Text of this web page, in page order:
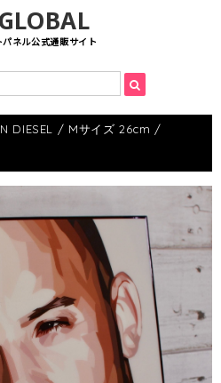
ネル公式通販サイト
DIESEL / Mサイズ 26cm /